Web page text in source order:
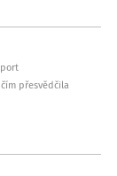
přesvědčila